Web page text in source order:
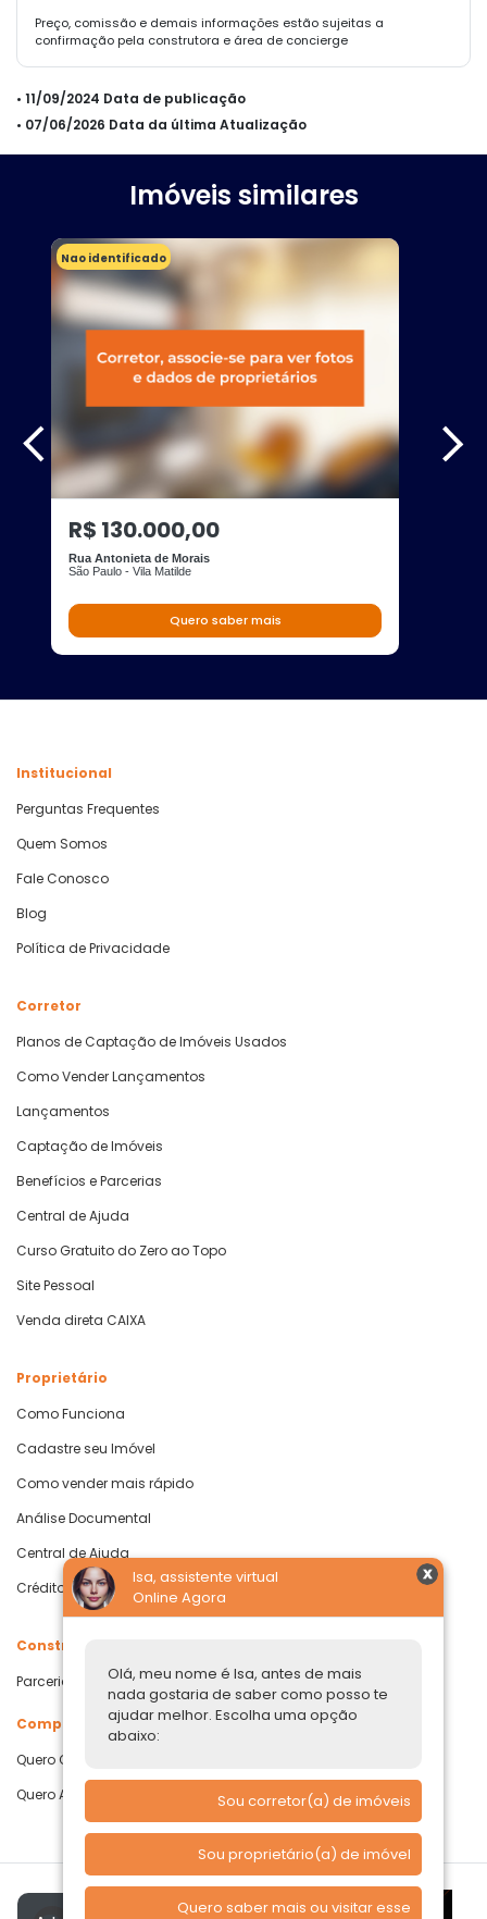
Preço, comissão e demais informações estão sujeitas a
confirmação pela construtora e área de concierge
• 11/09/2024 Data de publicação
• 07/06/2026 Data da última Atualização
Imóveis similares
Nao identificado
R$ 130.000,00
Rua Antonieta de Morais
São Paulo - Vila Matilde
Quero saber mais
Isa, assistente virtual
Online Agora
Olá, meu nome é Isa, antes de mais
nada gostaria de saber como posso te
ajudar melhor. Escolha uma opção
abaixo:
Sou corretor(a) de imóveis
Sou proprietário(a) de imóvel
Quero saber mais ou visitar esse
Institucional
Perguntas Frequentes
Quem Somos
Fale Conosco
Blog
Política de Privacidade
Corretor
Planos de Captação de Imóveis Usados
Como Vender Lançamentos
Lançamentos
Captação de Imóveis
Benefícios e Parcerias
Central de Ajuda
Curso Gratuito do Zero ao Topo
Site Pessoal
Venda direta CAIXA
Proprietário
Como Funciona
Cadastre seu Imóvel
Como vender mais rápido
Análise Documental
Central de Ajuda
Crédito com Garantia de Imóvel
Construtoras
Parcerias Imobiliárias
Comprar ou alugar
Quero Comprar
Quero Alugar